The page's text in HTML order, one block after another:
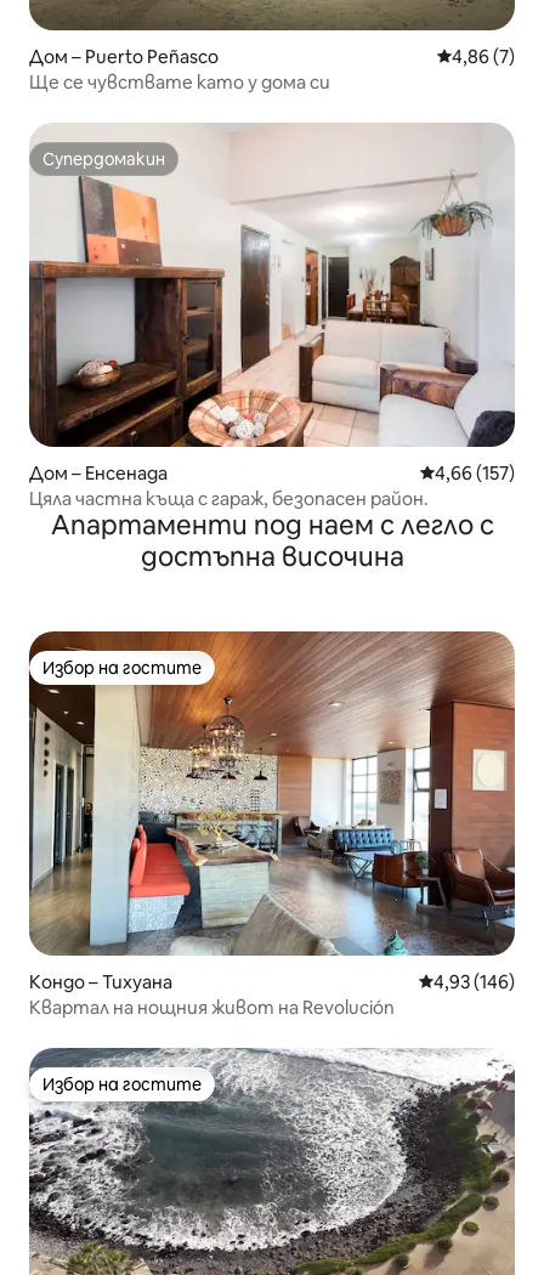
Дом – Puerto Peñasco Средна
4,86 (7)
Ще се чувствате като у дома си
Супердомакин
Супердомакин
Дом – Енсенада Средна
4,66 (157)
Цяла частна къща с гараж, безопасен район.
Апартаменти под наем с легло с
достъпна височина
Избор на гостите
Избор на гостите
Кондо – Тихуана Средна
4,93 (146)
Квартал на нощния живот на Revolución
Избор на гостите
Избор на гостите